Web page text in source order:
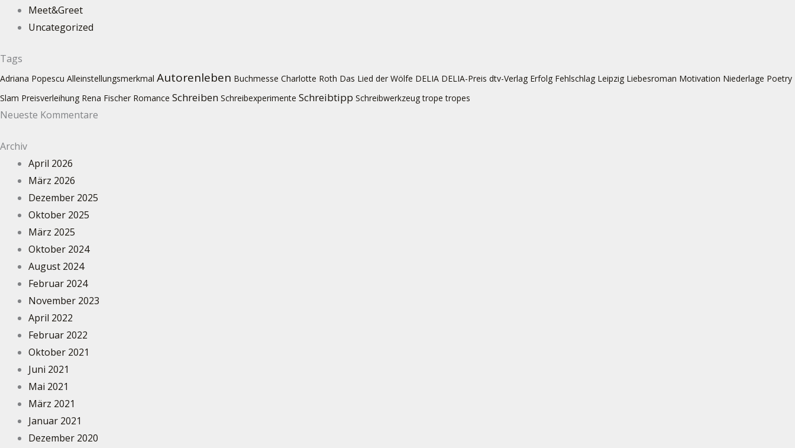
Meet&Greet
Uncategorized
Tags
Adriana Popescu Alleinstellungsmerkmal Autorenleben Buchmesse Charlotte Roth Das Lied der Wölfe DELIA DELIA-Preis dtv-Verlag Erfolg Fehlschlag Leipzig Liebesroman Motivation Niederlage Poetry
Slam Preisverleihung Rena Fischer Romance Schreiben Schreibexperimente Schreibtipp Schreibwerkzeug trope tropes
Neueste Kommentare
Archiv
April 2026
März 2026
Dezember 2025
Oktober 2025
März 2025
Oktober 2024
August 2024
Februar 2024
November 2023
April 2022
Februar 2022
Oktober 2021
Juni 2021
Mai 2021
März 2021
Januar 2021
Dezember 2020